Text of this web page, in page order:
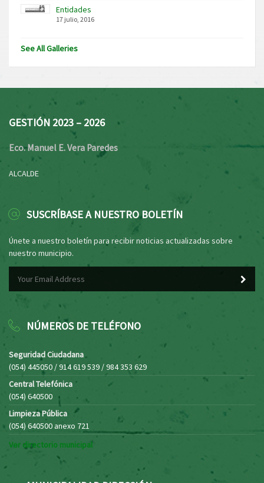
Entidades
17 julio, 2016
See All Galleries
GESTIÓN 2023 – 2026
Eco. Manuel E. Vera Paredes
ALCALDE
SUSCRÍBASE A NUESTRO BOLETÍN
Únete a nuestro boletín para recibir noticias actualizadas sobre
nuestro municipio.
NÚMEROS DE TELÉFONO
Seguridad Ciudadana
(054) 445050 / 914 619 539 / 984 353 629
Central Telefónica
(054) 640500
Limpieza Pública
(054) 640500 anexo 721
Ver directorio municipal